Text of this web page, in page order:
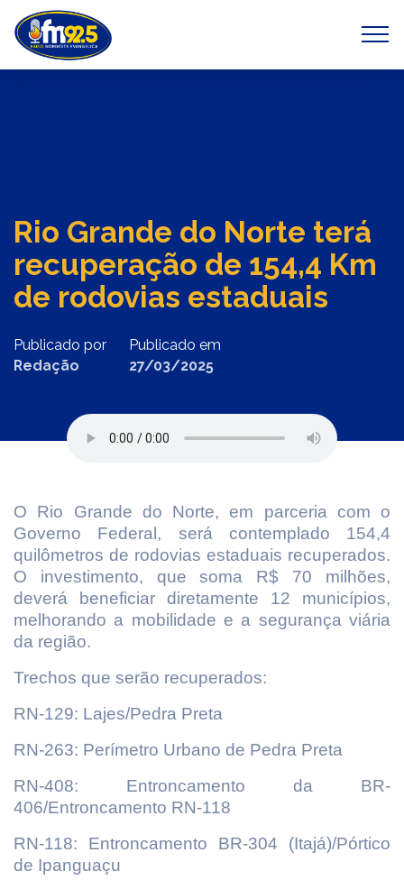
Previous Next
Rio Grande do Norte terá
recuperação de 154,4 Km
de rodovias estaduais
Publicado por
Redação
Publicado em
27/03/2025
O Rio Grande do Norte, em parceria com o
Governo Federal, será contemplado 154,4
quilômetros de rodovias estaduais recuperados.
O investimento, que soma R$ 70 milhões,
deverá beneficiar diretamente 12 municípios,
melhorando a mobilidade e a segurança viária
da região.
Trechos que serão recuperados:
RN-129: Lajes/Pedra Preta
RN-263: Perímetro Urbano de Pedra Preta
RN-408: Entroncamento da BR-
406/Entroncamento RN-118
RN-118: Entroncamento BR-304 (Itajá)/Pórtico
de Ipanguaçu